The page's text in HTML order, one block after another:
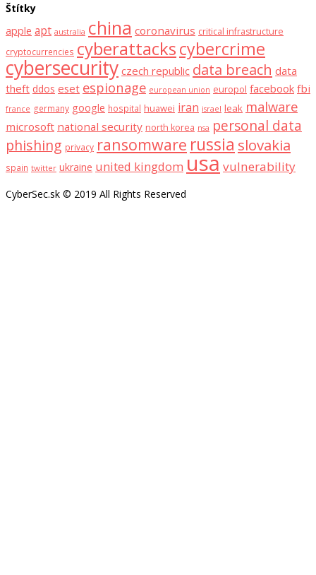
Štítky
apple apt australia china coronavirus critical infrastructure
cryptocurrencies cyberattackscybercrime
cybersecurity czech republic data breach data
theft ddos eset espionage european union europol facebook fbi
france germany google hospital huawei iran israel leak malware
microsoft national security north korea nsa personal data
phishing privacy ransomware russia slovakia
spain twitter ukraine united kingdom usavulnerability
CyberSec.sk © 2019 All Rights Reserved